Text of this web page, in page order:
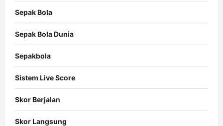
Sepak Bola
Sepak Bola Dunia
Sepakbola
Sistem Live Score
Skor Berjalan
Skor Langsung